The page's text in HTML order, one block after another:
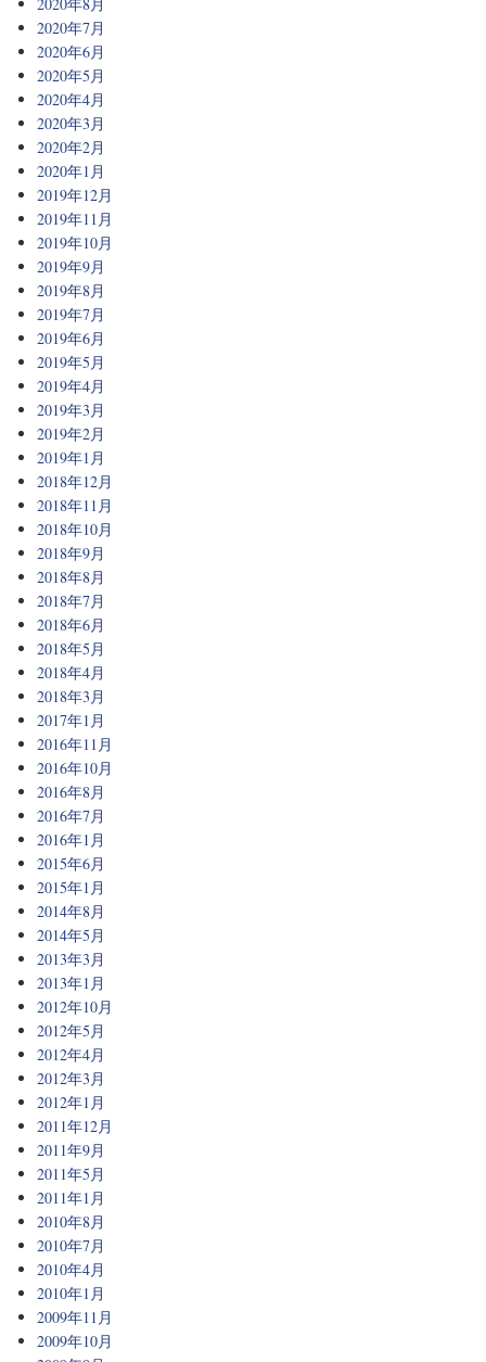
2020年8月
2020年7月
2020年6月
2020年5月
2020年4月
2020年3月
2020年2月
2020年1月
2019年12月
2019年11月
2019年10月
2019年9月
2019年8月
2019年7月
2019年6月
2019年5月
2019年4月
2019年3月
2019年2月
2019年1月
2018年12月
2018年11月
2018年10月
2018年9月
2018年8月
2018年7月
2018年6月
2018年5月
2018年4月
2018年3月
2017年1月
2016年11月
2016年10月
2016年8月
2016年7月
2016年1月
2015年6月
2015年1月
2014年8月
2014年5月
2013年3月
2013年1月
2012年10月
2012年5月
2012年4月
2012年3月
2012年1月
2011年12月
2011年9月
2011年5月
2011年1月
2010年8月
2010年7月
2010年4月
2010年1月
2009年11月
2009年10月